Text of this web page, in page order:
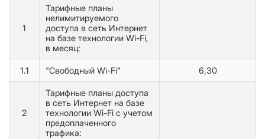
1
Тарифные планы
нелимитируемого
доступа в сеть Интернет
на базе технологии Wi-Fi,
в месяц:
1.1 "Свободный Wi-Fi" 6,30
2
Тарифные планы доступа
в сеть Интернет на базе
технологии Wi-Fi с учетом
предоплаченного
трафика: